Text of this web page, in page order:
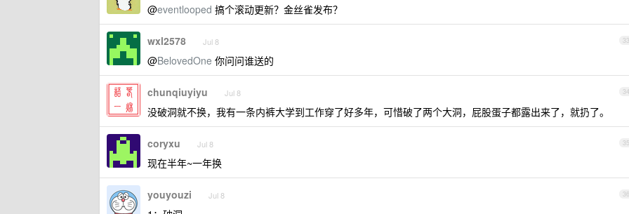
@eventlooped 搞个滚动更新？金丝雀发布？
33
wxl2578 Jul 8
@BelovedOne 你问问谁送的
34
chunqiuyiyu Jul 8
没破洞就不换，我有一条内裤大学到工作穿了好多年，可惜破了两个大洞，屁股蛋子都露出来了，就扔了。
35
coryxu Jul 8
现在半年~一年换
36
youyouzi Jul 8